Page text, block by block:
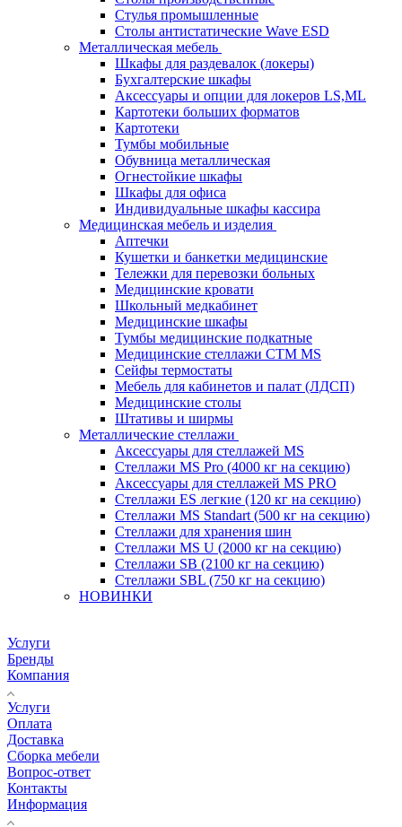
Стулья промышленные
Столы антистатические Wave ESD
Металлическая мебель
Шкафы для раздевалок (локеры)
Бухгалтерские шкафы
Аксессуары и опции для локеров LS,ML
Картотеки больших форматов
Картотеки
Тумбы мобильные
Обувница металлическая
Огнестойкие шкафы
Шкафы для офиса
Индивидуальные шкафы кассира
Медицинская мебель и изделия
Аптечки
Кушетки и банкетки медицинские
Тележки для перевозки больных
Медицинские кровати
Школьный медкабинет
Медицинские шкафы
Тумбы медицинские подкатные
Медицинские стеллажи CTM MS
Сейфы термостаты
Мебель для кабинетов и палат (ЛДСП)
Медицинские столы
Штативы и ширмы
Металлические стеллажи
Аксессуары для стеллажей MS
Стеллажи MS Pro (4000 кг на секцию)
Аксессуары для стеллажей MS PRO
Стеллажи ES легкие (120 кг на секцию)
Стеллажи MS Standart (500 кг на секцию)
Стеллажи для хранения шин
Стеллажи MS U (2000 кг на секцию)
Стеллажи SB (2100 кг на секцию)
Стеллажи SBL (750 кг на секцию)
НОВИНКИ
Услуги
Бренды
Компания
Услуги
Оплата
Доставка
Сборка мебели
Вопрос-ответ
Контакты
Информация